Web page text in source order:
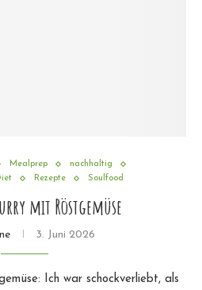
Mealprep
nachhaltig
Rezepte Soulfood
mit Röstgemüse
3. Juni 2026
Ich war schockverliebt, als